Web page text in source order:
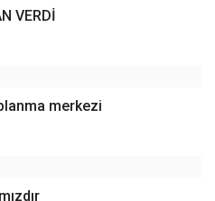
VERDİ
merkezi